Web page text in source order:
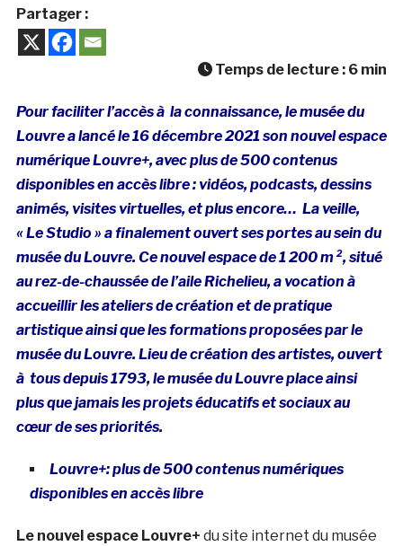
Partager :
Temps de lecture : 6 min
Pour faciliter l’accès à la connaissance, le musée du
Louvre a lancé le 16 décembre 2021 son nouvel espace
numérique Louvre+, avec plus de 500 contenus
disponibles en accès libre : vidéos, podcasts, dessins
animés, visites virtuelles, et plus encore… La veille,
« Le Studio » a finalement ouvert ses portes au sein du
musée du Louvre. Ce nouvel espace de 1 200 m ², situé
au rez-de-chaussée de l’aile Richelieu, a vocation à
accueillir les ateliers de création et de pratique
artistique ainsi que les formations proposées par le
musée du Louvre. Lieu de création des artistes, ouvert
à tous depuis 1793, le musée du Louvre place ainsi
plus que jamais les projets éducatifs et sociaux au
cœur de ses priorités.
Louvre+: plus de 500 contenus numériques
disponibles en accès libre
Le nouvel espace Louvre+ du site internet du musée